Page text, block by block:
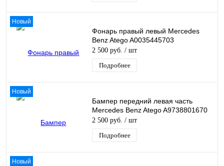
Новый
Фонарь правый левый Mercedes
Benz Atego A0035445703
2 500 руб. / шт
Подробнее
Новый
Бампер передний левая часть
Mercedes Benz Atego A9738801670
2 500 руб. / шт
Подробнее
Новый